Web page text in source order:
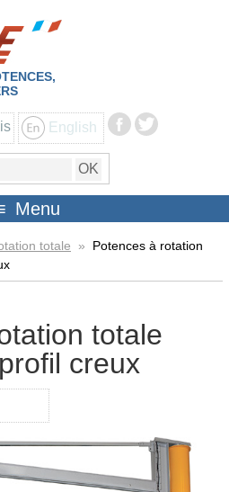
English
Menu
totale » Potences à rotation
totale
creux